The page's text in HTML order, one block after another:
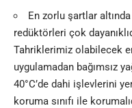
En zorlu şartlar altında
redüktörleri çok
Tahriklerimiz olabilecek
uygulamadan bağımsız
40°C’de dahi işlevlerini
koruma sınıfı ile